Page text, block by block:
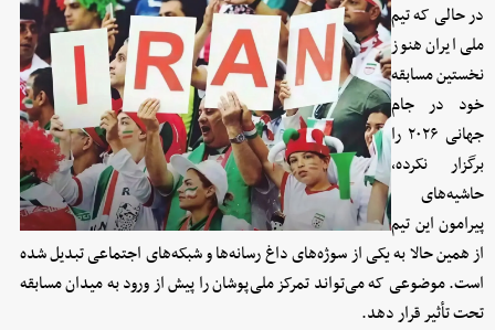
در حالی که تیم
ملی ایران هنوز
نخستین مسابقه
خود در جام
جهانی ۲۰۲۶ را
برگزار نکرده،
حاشیه‌های
پیرامون این تیم
از همین حالا به یکی از سوژه‌های داغ رسانه‌ها و شبکه‌های اجتماعی تبدیل شده
است. موضوعی که می‌تواند تمرکز ملی‌پوشان را پیش از ورود به میدان مسابقه
تحت تأثیر قرار دهد.